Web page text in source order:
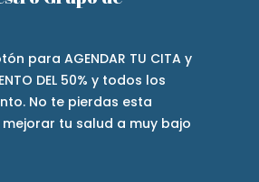
para AGENDAR TU CITA y
DEL 50% y todos los
No te pierdas esta
tu salud a muy bajo